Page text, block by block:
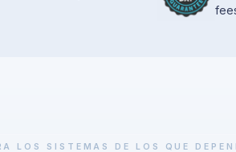
LOS SISTEMAS DE LOS QUE